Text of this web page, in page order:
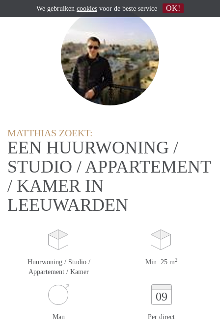
MATTHIAS ZOEKT:
EEN HUURWONING /
STUDIO / APPARTEMENT
/ KAMER IN
LEEUWARDEN
Huurwoning / Studio /
Appartement / Kamer
Min. 25 m2
Man
09
Per direct
We gebruiken cookies voor de beste service OK!